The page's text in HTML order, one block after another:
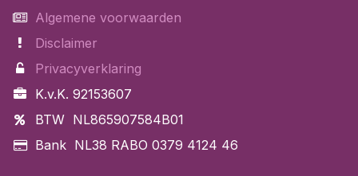
Algemene voorwaarden
Disclaimer
Privacyverklaring
K.v.K. 92153607
BTW NL865907584B01
Bank NL38 RABO 0379 4124 46